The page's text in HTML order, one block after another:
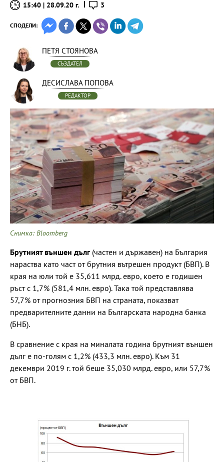
15:40 | 28.09.20 г. 3
СПОДЕЛИ:
ПЕТЯ СТОЯНОВА
СЪЗДАТЕЛ
ДЕСИСЛАВА ПОПОВА
РЕДАКТОР
Снимка: Bloomberg
Брутният външен дълг (частен и държавен) на България
нараства като част от брутния вътрешен продукт (БВП). В
края на юли той е 35,611 млрд. евро, което е годишен
ръст с 1,7% (581,4 млн. евро). Така той представлява
57,7% от прогнозния БВП на страната, показват
предварителните данни на Българската народна банка
(БНБ).
В сравнение с края на миналата година брутният външен
дълг е по-голям с 1,2% (433,3 млн. евро). Към 31
декември 2019 г. той беше 35,030 млрд. евро, или 57,7%
от БВП.